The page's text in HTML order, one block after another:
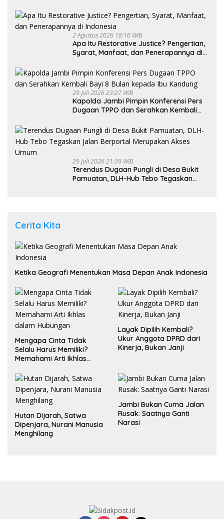
2 Agustus 2026 18:10 WIB
Apa Itu Restorative Justice? Pengertian,
Syarat, Manfaat, dan Penerapannya di
29 Juli 2026 23:27 WIB
Kapolda Jambi Pimpin Konferensi Pers
Dugaan TPPO dan Serahkan Kembali
29 Juli 2026 21:39 WIB
Terendus Dugaan Pungli di Desa Bukit
Pamuatan, DLH-Hub Tebo Tegaskan
Cerita Kita
Ketika Geografi Menentukan Masa Depan Anak Indonesia
Mengapa Cinta Tidak
Selalu Harus Memiliki?
Memahami Arti Ikhlas
Layak Dipilih Kembali?
Ukur Anggota DPRD dari
Kinerja, Bukan Janji
Hutan Dijarah, Satwa
Dipenjara, Nurani Manusia
Menghilang
Jambi Bukan Cuma Jalan
Rusak: Saatnya Ganti
Narasi